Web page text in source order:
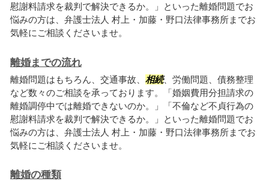
慰謝料請求を裁判で解決できるか。」といった離婚問題でお
悩みの方は、弁護士法人 村上・加藤・野口法律事務所までお
気軽にご相談くださいませ。
離婚までの流れ
離婚問題はもちろん、交通事故、 相続、労働問題、債務整理
など数々のご相談を承っております。「婚姻費用分担請求の
離婚調停中では離婚できないのか。」「不倫など不貞行為の
慰謝料請求を裁判で解決できるか。」といった離婚問題でお
悩みの方は、弁護士法人 村上・加藤・野口法律事務所までお
気軽にご相談くださいませ。
離婚の種類